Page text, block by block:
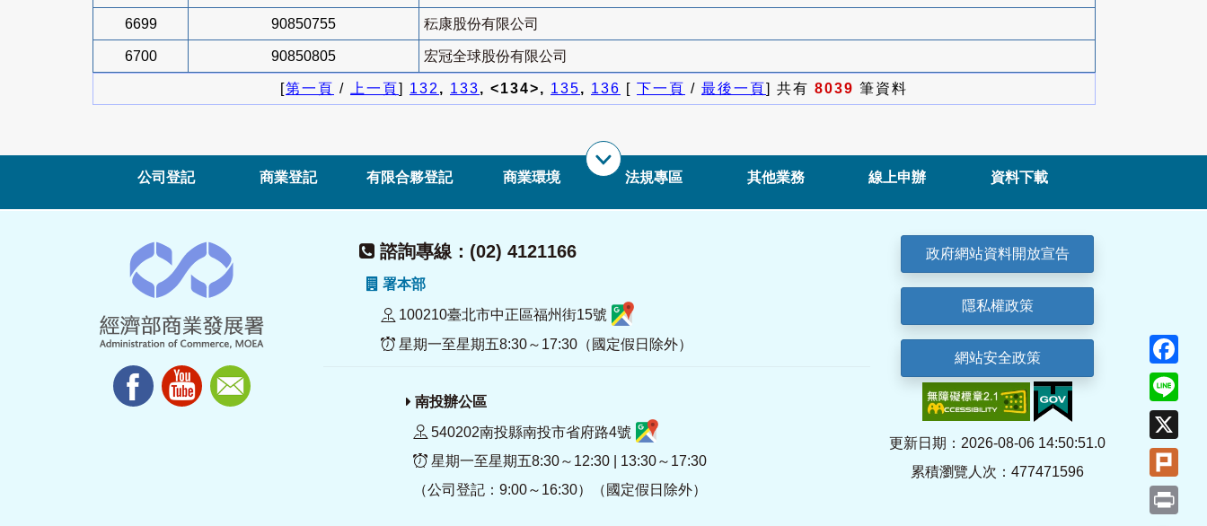
6699 90850755 秐康股份有限公司
6700 90850805 宏冠全球股份有限公司
[第一頁 / 上一頁] 132, 133, <134>, 135, 136 [ 下一頁 / 最後一頁] 共有 8039 筆資料
公司登記 商業登記 有限合夥登記 商業環境 法規專區 其他業務 線上申辦 資料下載
諮詢專線：(02) 4121166
署本部
100210臺北市中正區福州街15號
星期一至星期五8:30～17:30（國定假日除外）
南投辦公區
540202南投縣南投市省府路4號
星期一至星期五8:30～12:30 | 13:30～17:30
（公司登記：9:00～16:30）（國定假日除外）
政府網站資料開放宣告
隱私權政策
網站安全政策
更新日期：2026-08-06 14:50:51.0
累積瀏覽人次：477471596